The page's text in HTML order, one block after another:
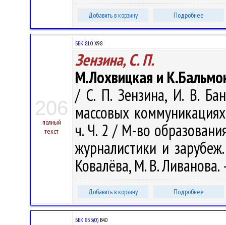
Добавить в корзину Подробнее
206
полный
текст
ББК 81.0 Х98
Зензина, С. П.
М.Лохвицкая и
/ С. П. Зензина, И. В.
массовых
ч. Ч. 2 / М-во
журналистики и
Ковалёва, М. В.
Добавить в корзину Подробнее
ББК 83.3(0) В40